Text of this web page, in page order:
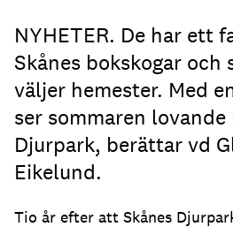
NYHETER. De har ett
Skånes bokskogar
väljer hemester. Med
ser sommaren
Djurpark, berättar vd
Eikelund.
Tio år efter att Skånes